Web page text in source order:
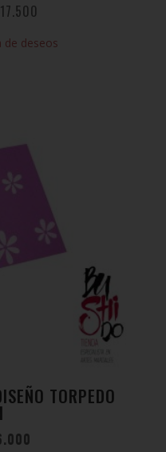
17.500
de deseos
TORPEDO